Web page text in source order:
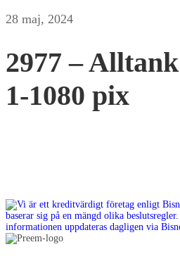
28 maj, 2024
2977 –
1-1080 pix